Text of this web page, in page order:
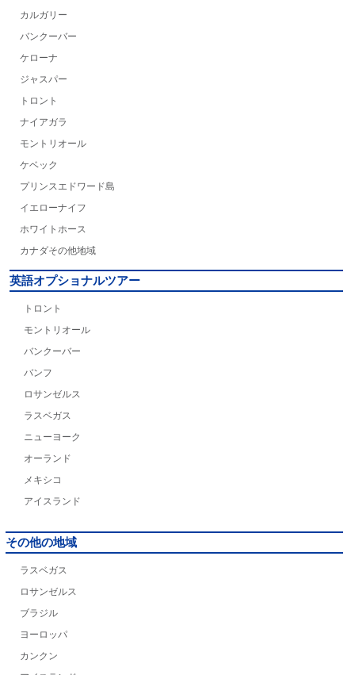
カルガリー
バンクーバー
ケローナ
ジャスパー
トロント
ナイアガラ
モントリオール
ケベック
プリンスエドワード島
イエローナイフ
ホワイトホース
カナダその他地域
英語オプショナルツアー
トロント
モントリオール
バンクーバー
バンフ
ロサンゼルス
ラスベガス
ニューヨーク
オーランド
メキシコ
アイスランド
その他の地域
ラスベガス
ロサンゼルス
ブラジル
ヨーロッパ
カンクン